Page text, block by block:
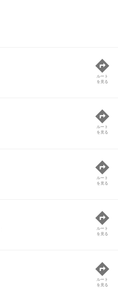
ルート
を見る
ルート
を見る
ルート
を見る
ルート
を見る
ルート
を見る